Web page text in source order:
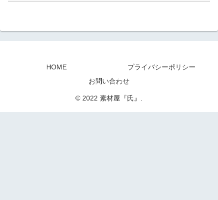
HOME
プライバシーポリシー
お問い合わせ
© 2022 素材屋『氏』.